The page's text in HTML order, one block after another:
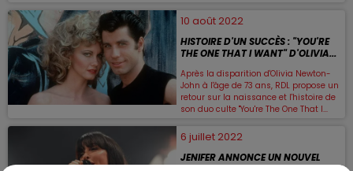
10 août 2022
HISTOIRE D'UN SUCCÈS : "YOU'RE
THE ONE THAT I WANT" D'OLIVIA...
Après la disparition d'Olivia Newton-
John à l'âge de 73 ans, RDL propose un
retour sur la naissance et l'histoire de
son duo culte "You're The One That I...
6 juillet 2022
JENIFER ANNONCE UN NOUVEL